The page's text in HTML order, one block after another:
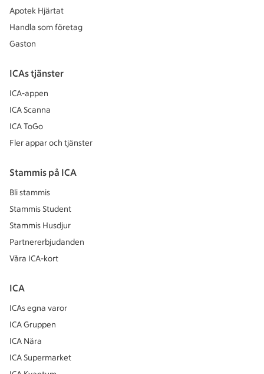
Apotek Hjärtat
Handla som företag
Gaston
ICAs tjänster
ICA-appen
ICA Scanna
ICA ToGo
Fler appar och tjänster
Stammis på ICA
Bli stammis
Stammis Student
Stammis Husdjur
Partnererbjudanden
Våra ICA-kort
ICA
ICAs egna varor
ICA Gruppen
ICA Nära
ICA Supermarket